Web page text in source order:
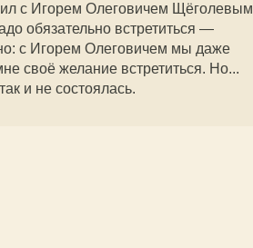
с Игорем Олеговичем Щёголевым
обязательно встретиться —
с Игорем Олеговичем мы даже
своё желание встретиться. Но...
и не состоялась.